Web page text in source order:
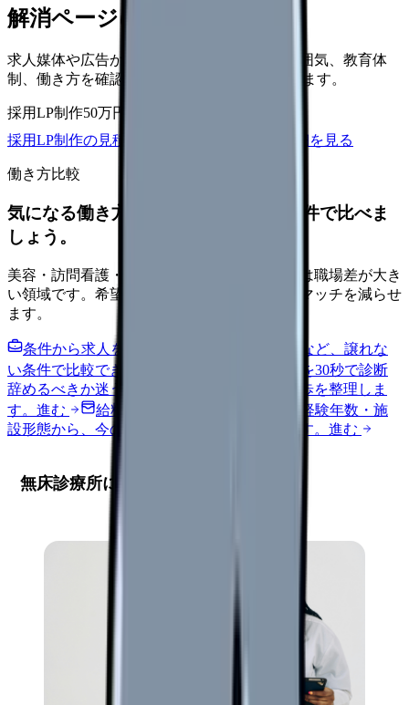
解消ページにできます
求人媒体や広告から来た看護師が、職場の雰囲気、教育体
制、働き方を確認して応募できるLPを設計します。
採用LP制作50万円〜
採用LP制作の見積もりを依頼
サービス詳細を見る
働き方比較
気になる働き方を、求人を見る前に条件で比べま
しょう。
美容・訪問看護・クリニック・夜勤なしなどは職場差が大き
い領域です。希望条件を先に整理するとミスマッチを減らせ
ます。
条件から求人を見る
夜勤回数・残業・通勤など、譲れな
い条件で比較できます。
職場の悩みを30秒で診断
辞めるべきか迷う前に、悩みの種類と次の一歩を整理しま
す。 進む 給料コンパスで比較する
地域・経験年数・施
設形態から、今の給料の現在地を確認できます。 進む
無床診療所における広報戦略の重要性